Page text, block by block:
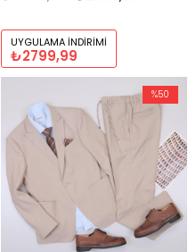
UYGULAMA İNDIRIMI
₺2799,99
%50